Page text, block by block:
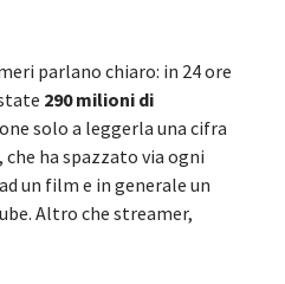
parlano chiaro: in 24 ore
290 milioni di
solo a leggerla una cifra
ha spazzato via ogni
un film e in generale un
Altro che streamer,